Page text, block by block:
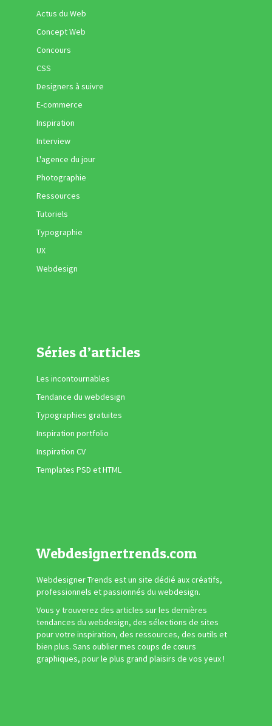
Actus du Web
Concept Web
Concours
CSS
Designers à suivre
E-commerce
Inspiration
Interview
L'agence du jour
Photographie
Ressources
Tutoriels
Typographie
UX
Webdesign
Séries d’articles
Les incontournables
Tendance du webdesign
Typographies gratuites
Inspiration portfolio
Inspiration CV
Templates PSD et HTML
Webdesignertrends.com
Webdesigner Trends est un site dédié aux créatifs,
professionnels et passionnés du webdesign.
Vous y trouverez des articles sur les dernières
tendances du webdesign, des sélections de sites
pour votre inspiration, des ressources, des outils et
bien plus. Sans oublier mes coups de cœurs
graphiques, pour le plus grand plaisirs de vos yeux !